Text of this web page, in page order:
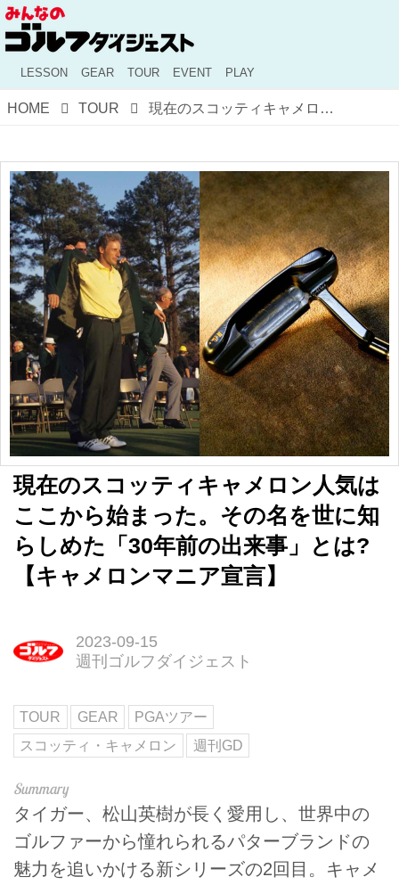
LESSON GEAR TOUR EVENT PLAY
HOME TOUR 現在のスコッティキャメロン人気はここから始まった。その名を世に知らしめた「30年前の出来事」とは?【キャメロンマニア宣言】
現在のスコッティキャメロン人気は
ここから始まった。その名を世に知
らしめた「30年前の出来事」とは?
【キャメロンマニア宣言】
2023-09-15
週刊ゴルフダイジェスト
TOUR GEAR
PGAツアー
スコッティ・キャメロン
週刊GD
タイガー、松山英樹が長く愛用し、世界中の
ゴルファーから憧れられるパターブランドの
魅力を追いかける新シリーズの2回目。キャメ